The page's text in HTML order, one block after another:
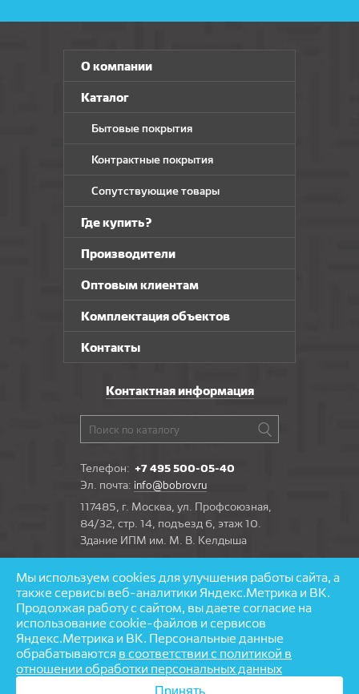
О компании
Каталог
Бытовые покрытия
Контрактные покрытия
Сопутствующие товары
Где купить?
Производители
Оптовым клиентам
Комплектация объектов
Контакты
Контактная информация
Телефон: +7 495 500-05-40
Эл. почта: info@bobrov.ru
117485, г. Москва, ул. Профсоюзная,
84/32, стр. 14, подъезд 6, этаж 10.
Здание ИПМ им. М. В. Келдыша
Задать вопрос
© 1997—2026 «Бобров» — напольные покрытия
Разработка и поддержка сайта — агентство
Мы используем cookies для улучшения работы сайта, а
также сервисы веб-аналитики Яндекс.Метрика и ВК.
Продолжая работу с сайтом, вы даете согласие на
использование cookie-файлов и сервисов
Яндекс.Метрика и ВК. Персональные данные
обрабатываются в соответствии с политикой в
отношении обработки персональных данных
Принять